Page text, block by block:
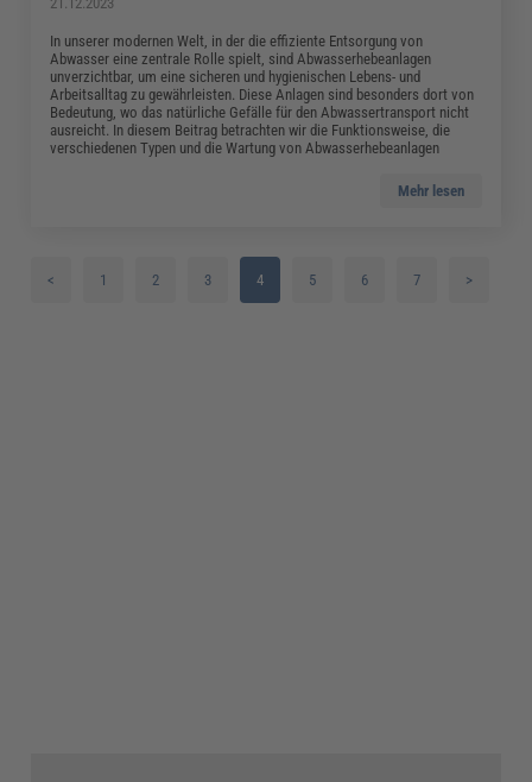
In unserer modernen Welt, in der die effiziente Entsorgung von
Abwasser eine zentrale Rolle spielt, sind Abwasserhebeanlagen
unverzichtbar, um eine sicheren und hygienischen Lebens- und
Arbeitsalltag zu gewährleisten. Diese Anlagen sind besonders dort von
Bedeutung, wo das natürliche Gefälle für den Abwassertransport nicht
ausreicht. In diesem Beitrag betrachten wir die Funktionsweise, die
verschiedenen Typen und die Wartung von Abwasserhebeanlagen
Mehr lesen
< 1 2 3 4 5 6 7 >